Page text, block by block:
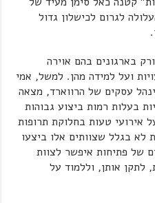
לגרום לכישלון גדול
בארגונים בהם אוירה
ועל למידה מהן. למשל, אמי
עסקים של הרווארד, מצאה
בעלות רמות ביצוע גבוהות
אירועי טעות בחלוקת תרופות
לא בגלל שצוותים אלו ביצעו
של פתיחות איפשר לצוות
לתקן אותן, וללמוד על